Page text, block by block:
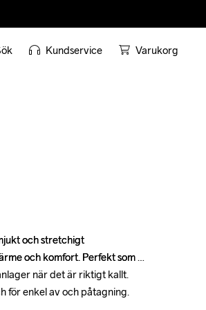
Kundservice Varukorg
och stretchigt
och komfort. Perfekt som
när det är riktigt kallt.
för enkel av och påtagning.
och stretchigt
och komfort. Perfekt som
när det är riktigt kallt.
för enkel av och påtagning.